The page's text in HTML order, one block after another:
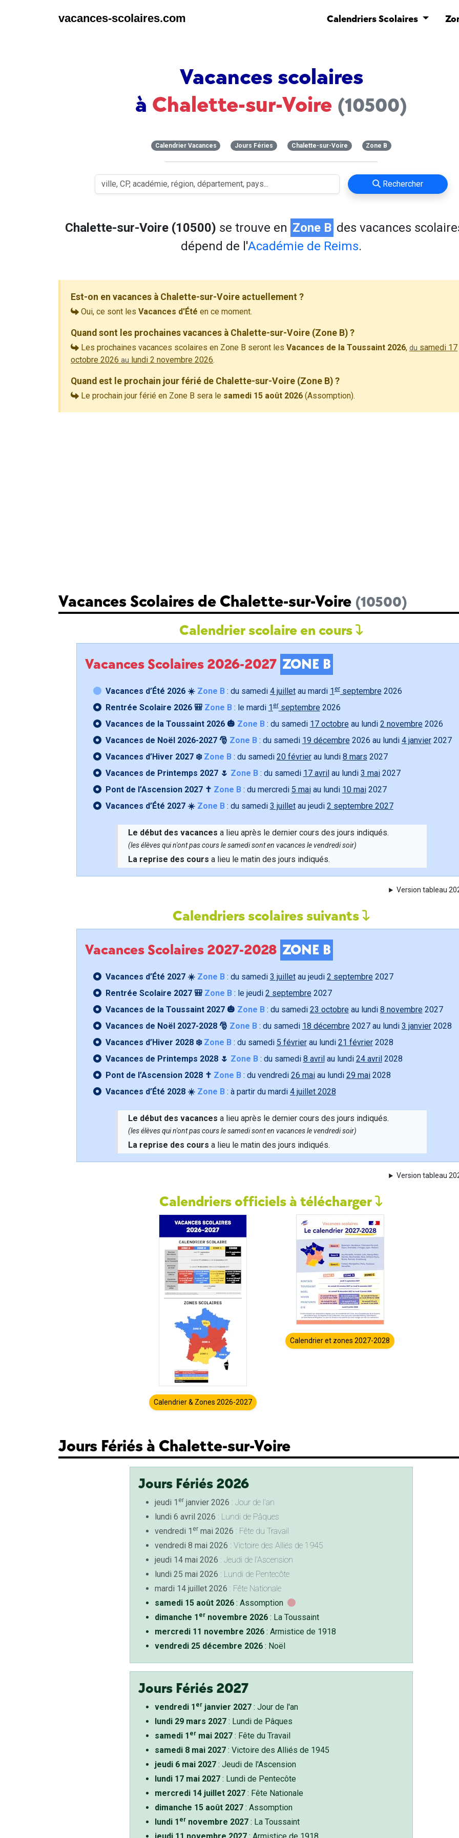
vacances-scolaires.com Calendriers Scolaires
Vacances scolaires
à Chalette-sur-Voire (10500)
Calendrier Vacances Jours Féries Chalette-sur-Voire Zone B
Rechercher
Chalette-sur-Voire (10500) se trouve en Zone B des vacances
dépend de l'Académie de Reims.
Est-on en vacances à Chalette-sur-Voire actuellement ?
Oui, ce sont les Vacances d'Été en ce moment.
Quand sont les prochaines vacances à Chalette-sur-Voire (Zone B) ?
Les prochaines vacances scolaires en Zone B seront les Vacances de la Toussaint 2026, du samedi 17
octobre 2026 au lundi 2 novembre 2026.
Quand est le prochain jour férié de Chalette-sur-Voire (Zone B) ?
Le prochain jour férié en Zone B sera le samedi 15 août 2026 (Assomption).
Vacances Scolaires de Chalette-sur-Voire (10500)
Calendrier scolaire en cours
Vacances Scolaires 2026-2027 ZONE B
Vacances d’Été 2026 ☀️ Zone B: du samedi 4 juilletau mardi 1 erseptembre 2026
Rentrée Scolaire 2026 🎒 Zone B: le mardi 1erseptembre 2026
Vacances de la Toussaint 2026 🎃 Zone B: du samedi 17 octobre au lundi 2 novembre 2026
Vacances de Noël 2026-2027 🎅 Zone B: du samedi 19 décembre 2026 au lundi 4 janvier2027
Vacances d’Hiver 2027 ❄️ Zone B: du samedi 20 févrierau lundi 8 mars 2027
Vacances de Printemps 2027 🌷 Zone B: du samedi 17 avril au lundi 3 mai2027
Pont de l’Ascension 2027 ✝️ Zone B: du mercredi 5 maiau lundi 10 mai2027
Vacances d’Été 2027 ☀️ Zone B: du samedi 3 juilletau jeudi 2 septembre 2027
Le début des vacances a lieu après le dernier cours des jours indiqués.
(les élèves qui n'ont pas cours le samedi sont en vacances le vendredi soir)
La reprise des cours a lieu le matin des jours indiqués.
Version tableau
Calendriers scolaires suivants
Vacances Scolaires 2027-2028 ZONE B
Vacances d’Été 2027 ☀️ Zone B: du samedi 3 juilletau jeudi 2 septembre 2027
Rentrée Scolaire 2027 🎒 Zone B: le jeudi 2 septembre 2027
Vacances de la Toussaint 2027 🎃 Zone B: du samedi 23 octobre au lundi 8 novembre 2027
Vacances de Noël 2027-2028 🎅 Zone B: du samedi 18 décembre 2027 au lundi 3 janvier2028
Vacances d’Hiver 2028 ❄️ Zone B: du samedi 5 févrierau lundi 21 février2028
Vacances de Printemps 2028 🌷 Zone B: du samedi 8 avril au lundi 24 avril 2028
Pont de l’Ascension 2028 ✝️ Zone B: du vendredi 26 maiau lundi 29 mai2028
Vacances d’Été 2028 ☀️ Zone B: à partir du mardi 4 juillet 2028
Le début des vacances a lieu après le dernier cours des jours indiqués.
(les élèves qui n'ont pas cours le samedi sont en vacances le vendredi soir)
La reprise des cours a lieu le matin des jours indiqués.
Version tableau
Calendriers officiels à télécharger
Calendrier & Zones 2026-2027
Calendrier et zones 2027-2028
Jours Fériés à Chalette-sur-Voire
Jours Fériés 2026
jeudi 1 erjanvier 2026 : Jour de l'an
lundi 6 avril 2026 : Lundi de Pâques
vendredi 1 ermai 2026 : Fête du Travail
vendredi 8 mai 2026 : Victoire des Alliés de 1945
jeudi 14 mai 2026 : Jeudi de l'Ascension
lundi 25 mai 2026 : Lundi de Pentecôte
mardi 14 juillet 2026 : Fête Nationale
samedi 15 août 2026: Assomption
dimanche 1 ernovembre 2026: La Toussaint
mercredi 11 novembre 2026: Armistice de 1918
vendredi 25 décembre 2026: Noël
Jours Fériés 2027
vendredi 1 erjanvier 2027: Jour de l'an
lundi 29 mars 2027: Lundi de Pâques
samedi 1 ermai 2027: Fête du Travail
samedi 8 mai 2027: Victoire des Alliés de 1945
jeudi 6 mai 2027: Jeudi de l'Ascension
lundi 17 mai 2027: Lundi de Pentecôte
mercredi 14 juillet 2027: Fête Nationale
dimanche 15 août 2027: Assomption
lundi 1 ernovembre 2027: La Toussaint
jeudi 11 novembre 2027: Armistice de 1918